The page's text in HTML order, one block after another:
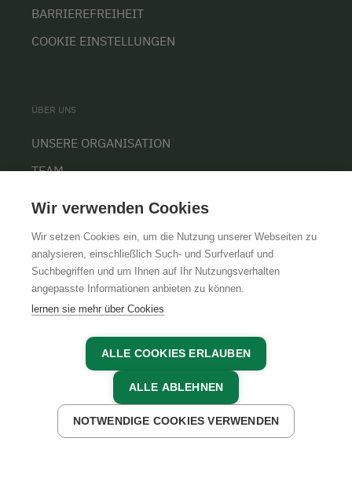
JETZT ANFRAGEN
BARRIEREFREIHEIT
COOKIE EINSTELLUNGEN
ÜBER UNS
UNSERE ORGANISATION
TEAM
KARRIERE
AGBIMPRESSUMDATENSCHUTZ
Wir verwenden Cookies
Wir setzen Cookies ein, um die Nutzung unserer Webseiten zu
analysieren, einschließlich Such- und Surfverlauf und
Suchbegriffen und um Ihnen auf Ihr Nutzungsverhalten
angepasste Informationen anbieten zu können.
lernen sie mehr über Cookies
ALLE COOKIES ERLAUBEN
ALLE ABLEHNEN
NOTWENDIGE COOKIES VERWENDEN